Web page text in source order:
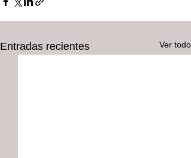
Entradas recientes Ver todo